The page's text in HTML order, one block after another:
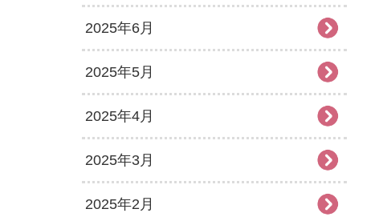
2025年6月
2025年5月
2025年4月
2025年3月
2025年2月